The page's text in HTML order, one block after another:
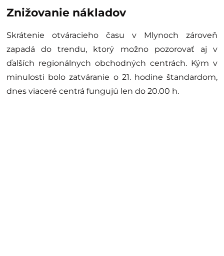
Znižovanie nákladov
Skrátenie otváracieho času v Mlynoch zároveň
zapadá do trendu, ktorý možno pozorovať aj v
ďalších regionálnych obchodných centrách. Kým v
minulosti bolo zatváranie o 21. hodine štandardom,
dnes viaceré centrá fungujú len do 20.00 h.